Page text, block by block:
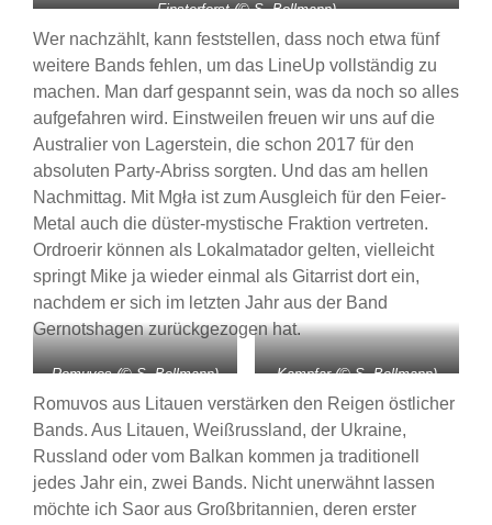
Finsterforst (© S. Bollmann)
Wer nachzählt, kann feststellen, dass noch etwa fünf
weitere Bands fehlen, um das LineUp vollständig zu
machen. Man darf gespannt sein, was da noch so alles
aufgefahren wird. Einstweilen freuen wir uns auf die
Australier von Lagerstein, die schon 2017 für den
absoluten Party-Abriss sorgten. Und das am hellen
Nachmittag. Mit Mgła ist zum Ausgleich für den Feier-
Metal auch die düster-mystische Fraktion vertreten.
Ordroerir können als Lokalmatador gelten, vielleicht
springt Mike ja wieder einmal als Gitarrist dort ein,
nachdem er sich im letzten Jahr aus der Band
Gernotshagen zurückgezogen hat.
Romuvos (© S. Bollmann) Kampfar (© S. Bollmann)
Romuvos aus Litauen verstärken den Reigen östlicher
Bands. Aus Litauen, Weißrussland, der Ukraine,
Russland oder vom Balkan kommen ja traditionell
jedes Jahr ein, zwei Bands. Nicht unerwähnt lassen
möchte ich Saor aus Großbritannien, deren erster